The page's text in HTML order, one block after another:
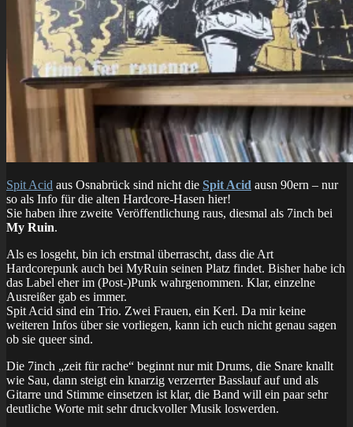
Spit Acid aus Osnabrück sind nicht die Spit Acid ausn 90ern – nur
so als Info für die alten Hardcore-Hasen hier!
Sie haben ihre zweite Veröffentlichung raus, diesmal als 7inch bei
My Ruin.
Als es losgeht, bin ich erstmal überrascht, dass die Art
Hardcorepunk auch bei MyRuin seinen Platz findet. Bisher habe ich
das Label eher im (Post-)Punk wahrgenommen. Klar, einzelne
Ausreißer gab es immer.
Spit Acid sind ein Trio. Zwei Frauen, ein Kerl. Da mir keine
weiteren Infos über sie vorliegen, kann ich euch nicht genau sagen
ob sie queer sind.
Die 7inch „zeit für rache“ beginnt nur mit Drums, die Snare knallt
wie Sau, dann steigt ein knarzig verzerrter Basslauf auf und als
Gitarre und Stimme einsetzen ist klar, die Band will ein paar sehr
deutliche Worte mit sehr druckvoller Musik loswerden.